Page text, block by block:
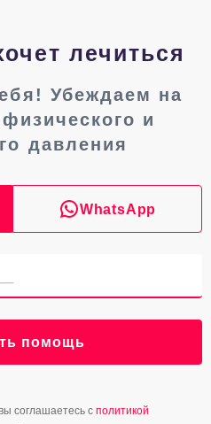
лечиться
Убеждаем на
и
давления
WhatsApp
помощь
соглашаетесь с политикой